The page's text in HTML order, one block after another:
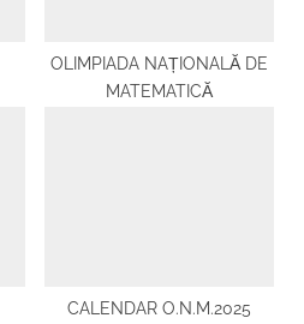
OLIMPIADA NAȚIONALĂ DE
MATEMATICĂ
CALENDAR O.N.M.2025